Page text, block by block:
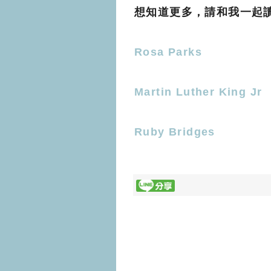
想知道更多，請和我一起
Rosa Parks
Martin Luther King Jr
Ruby Bridges